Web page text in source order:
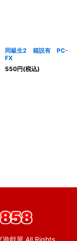
同級生2 箱説有 PC-
FX
550円(税込)
戯屋 All Rights